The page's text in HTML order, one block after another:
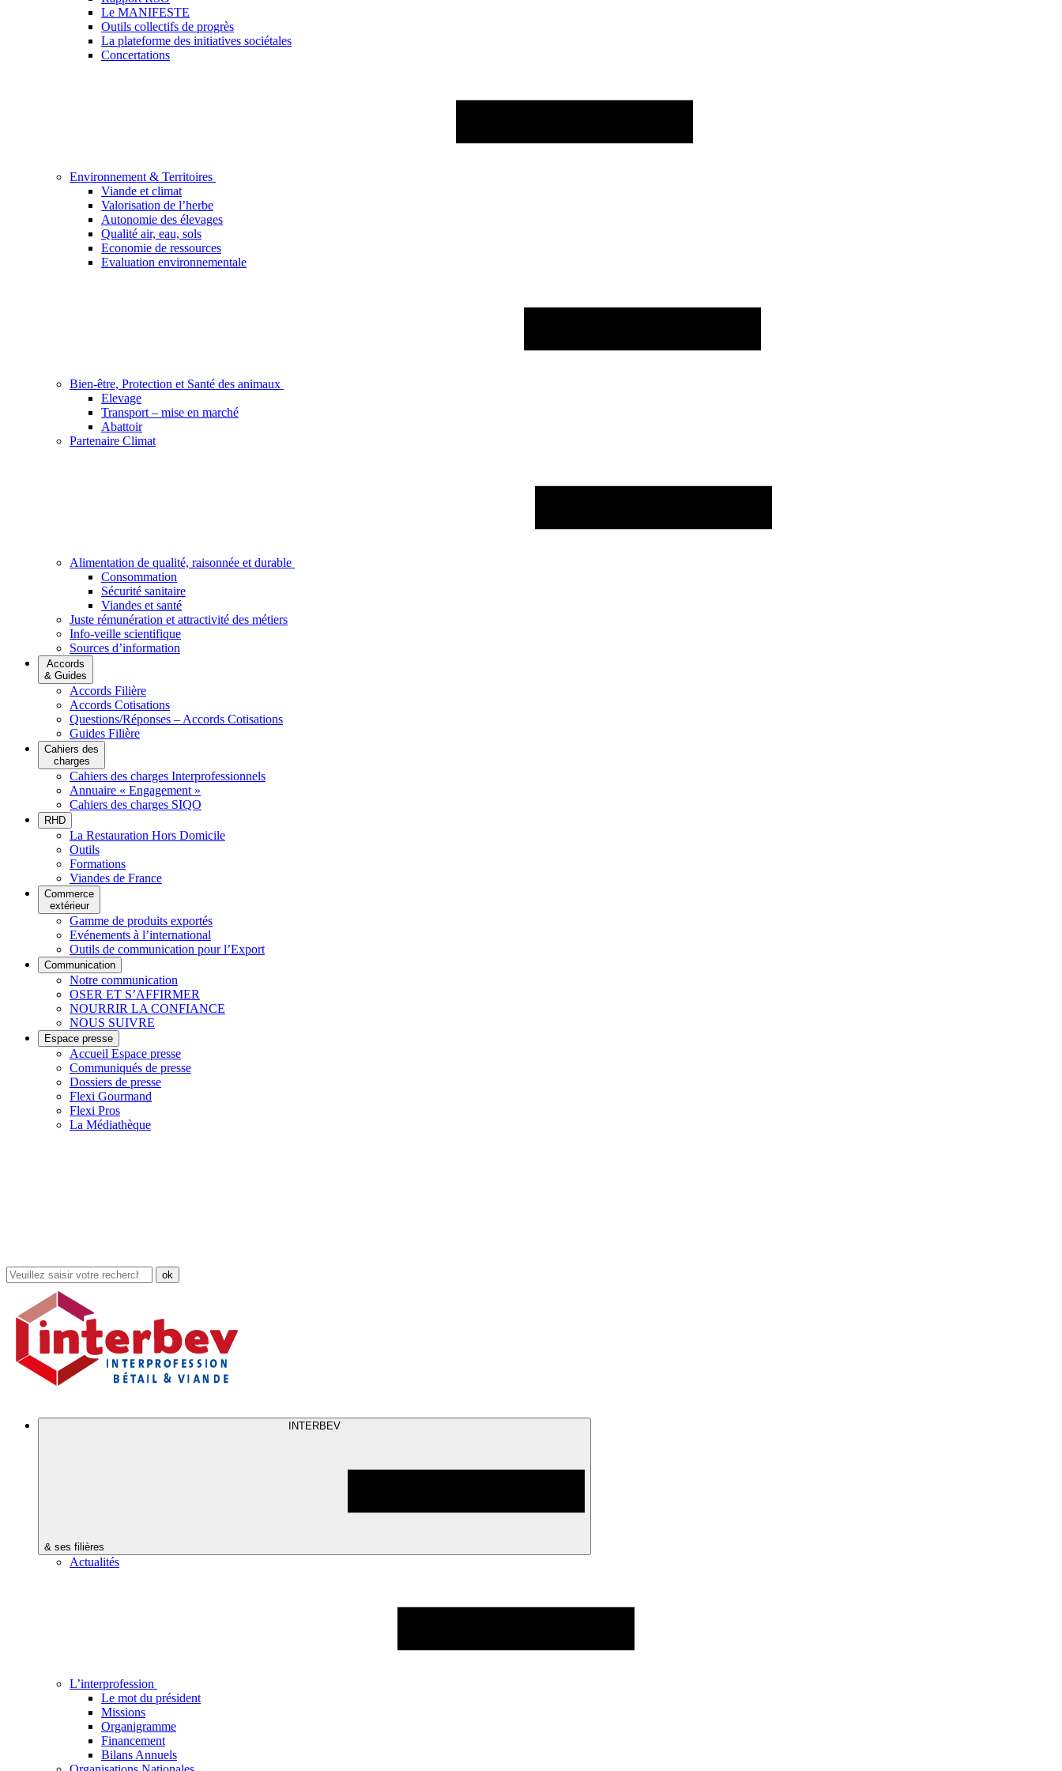
Le MANIFESTE
Outils collectifs de progrès
La plateforme des initiatives sociétales
Concertations
Environnement & Territoires
Viande et climat
Valorisation de l’herbe
Autonomie des élevages
Qualité air, eau, sols
Economie de ressources
Evaluation environnementale
Bien-être, Protection et Santé des animaux
Elevage
Transport – mise en marché
Abattoir
Partenaire Climat
Alimentation de qualité, raisonnée et durable
Consommation
Sécurité sanitaire
Viandes et santé
Juste rémunération et attractivité des métiers
Info-veille scientifique
Sources d’information
Accords
& Guides
Accords Filière
Accords Cotisations
Questions/Réponses – Accords Cotisations
Guides Filière
Cahiers des
charges
Cahiers des charges Interprofessionnels
Annuaire « Engagement »
Cahiers des charges SIQO
RHD
La Restauration Hors Domicile
Outils
Formations
Viandes de France
Commerce
extérieur
Gamme de produits exportés
Evénements à l’international
Outils de communication pour l’Export
Communication
Notre communication
OSER ET S’AFFIRMER
NOURRIR LA CONFIANCE
NOUS SUIVRE
Espace presse
Accueil Espace presse
Communiqués de presse
Dossiers de presse
Flexi Gourmand
Flexi Pros
La Médiathèque
Rechercher
dans
site
INTERBEV
& ses filières
Actualités
L’interprofession
Le mot du président
Missions
Organigramme
Financement
Bilans Annuels